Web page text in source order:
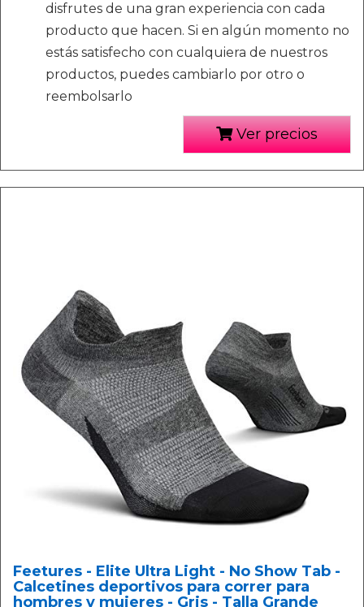
disfrutes de una gran experiencia con cada
producto que hacen. Si en algún momento no
estás satisfecho con cualquiera de nuestros
productos, puedes cambiarlo por otro o
reembolsarlo
Ver precios
Feetures - Elite Ultra Light - No Show Tab -
Calcetines deportivos para correr para
hombres y mujeres - Gris - Talla Grande